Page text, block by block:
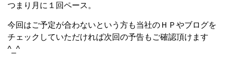
つまり月に１回ペース。
今回はご予定が合わないという方も当社のＨＰやブログを
チェックしていただければ次回の予告もご確認頂けます
^_^